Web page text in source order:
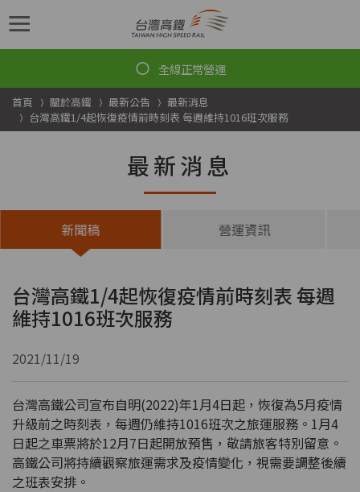
首頁 關於高鐵 最新公告
最新消息
台灣高鐵1/4起恢復疫情前時刻表 每週維持1016班次服務
最新消息
新聞稿 營運資訊
台灣高鐵1/4起恢復疫情前時刻表 每週
維持1016班次服務
2021/11/19
台灣高鐵公司宣布自明(2022)年1月4日起，恢復為5月疫情
升級前之時刻表，每週仍維持1016班次之旅運服務。1月4
日起之車票將於12月7日起開放預售，敬請旅客特別留意。
高鐵公司將持續觀察旅運需求及疫情變化，視需要調整後續
之班表安排。